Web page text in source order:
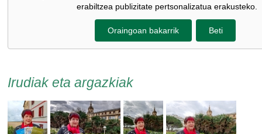
erabiltzea publizitate pertsonalizatua erakusteko.
Oraingoan bakarrik Beti
Irudiak eta argazkiak